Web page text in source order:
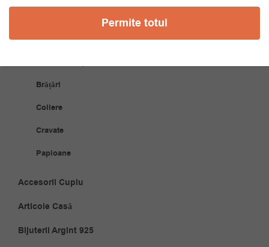
Brățări
Coliere
Cravate
Papioane
Accesorii Cuplu
Articole Casă
Bijuterii Argint 925
Permite totul